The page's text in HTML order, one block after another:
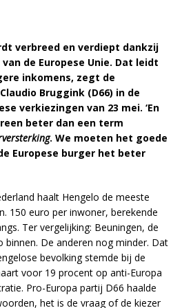
verbreed en verdiept dankzij
de Europese Unie. Dat leidt
inkomens, zegt de
Bruggink (D66) in de
verkiezingen van 23 mei. ‘En
beter dan een term
. We moeten het goede
Europese burger het beter
haalt Hengelo de meeste
150 euro per inwoner, berekende
Ter vergelijking: Beuningen, de
binnen. De anderen nog minder. Dat
bevolking stemde bij de
voor 19 procent op anti-Europa
Pro-Europa partij D66 haalde
het is de vraag of de kiezer